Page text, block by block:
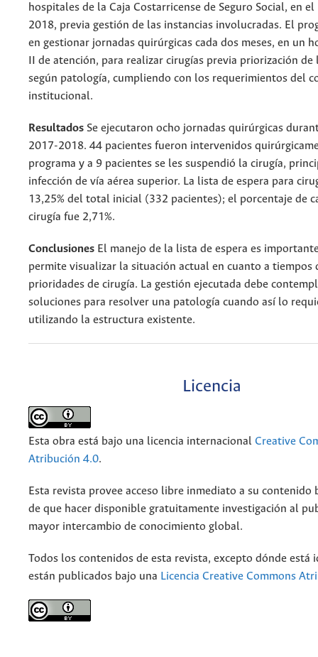
hospitales de la Caja Costarricense de Seguro Social, en
2018, previa gestión de las instancias involucradas. El
en gestionar jornadas quirúrgicas cada dos meses, en un
II de atención, para realizar cirugías previa priorización de
según patología, cumpliendo con los requerimientos del
institucional.
Resultados Se ejecutaron ocho jornadas quirúrgicas
2017-2018. 44 pacientes fueron intervenidos
programa y a 9 pacientes se les suspendió la cirugía,
infección de vía aérea superior. La lista de espera para
13,25% del total inicial (332 pacientes); el porcentaje de
cirugía fue 2,71%.
Conclusiones El manejo de la lista de espera es
permite visualizar la situación actual en cuanto a tiempos
prioridades de cirugía. La gestión ejecutada debe
soluciones para resolver una patología cuando así lo
utilizando la estructura existente.
Licencia
Esta obra está bajo una licencia internacional Creative
Atribución 4.0.
Esta revista provee acceso libre inmediato a su contenido
de que hacer disponible gratuitamente investigación al
mayor intercambio de conocimiento global.
Todos los contenidos de esta revista, excepto dónde está
están publicados bajo una Licencia Creative Commons